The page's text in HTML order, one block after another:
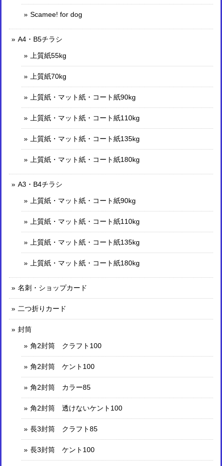
Scamee! for dog
A4・B5チラシ
上質紙55kg
上質紙70kg
上質紙・マット紙・コート紙90kg
上質紙・マット紙・コート紙110kg
上質紙・マット紙・コート紙135kg
上質紙・マット紙・コート紙180kg
A3・B4チラシ
上質紙・マット紙・コート紙90kg
上質紙・マット紙・コート紙110kg
上質紙・マット紙・コート紙135kg
上質紙・マット紙・コート紙180kg
名刺・ショップカード
二つ折りカード
封筒
角2封筒 クラフト100
角2封筒 ケント100
角2封筒 カラー85
角2封筒 透けないケント100
長3封筒 クラフト85
長3封筒 ケント100